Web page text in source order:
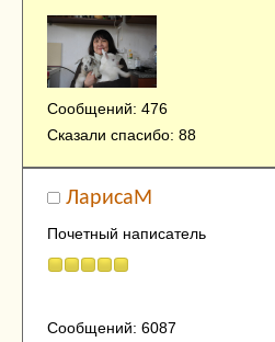
Сообщений: 476
Сказали спасибо: 88
ЛарисаМ
Почетный написатель
Сообщений: 6087